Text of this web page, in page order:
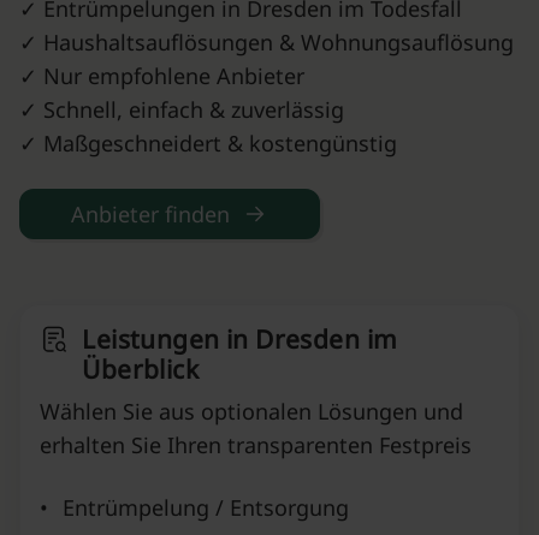
✓ Entrümpelungen in Dresden im Todesfall
✓ Haushaltsauflösungen & Wohnungsauflösung
✓ Nur empfohlene Anbieter
✓ Schnell, einfach & zuverlässig
✓ Maßgeschneidert & kostengünstig
Anbieter finden
Leistungen in Dresden im
Überblick
Wählen Sie aus optionalen Lösungen und
erhalten Sie Ihren transparenten Festpreis
•
Entrümpelung / Entsorgung